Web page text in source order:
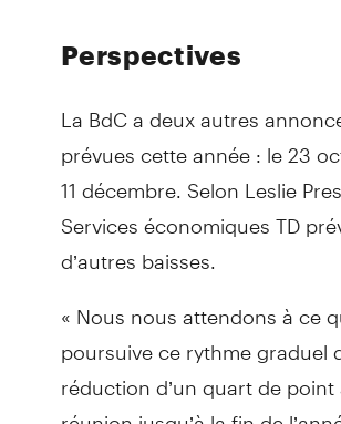
Perspectives
La BdC a deux autres
prévues cette année : le 23
11 décembre. Selon Leslie
Services économiques TD
d’autres baisses.
« Nous nous attendons à ce
poursuive ce rythme graduel
réduction d’un quart de
réunion jusqu’à la fin de